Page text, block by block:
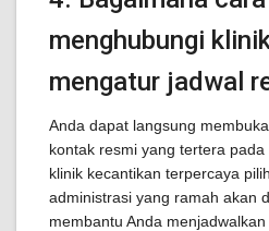
menghubungi
mengatur jadwal
Anda dapat langsung
kontak resmi yang tertera
klinik kecantikan terpercaya
administrasi yang ramah akan
membantu Anda